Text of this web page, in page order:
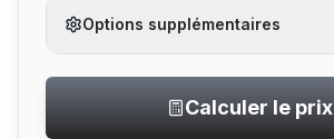
Options supplémentaires
Calculer le prix